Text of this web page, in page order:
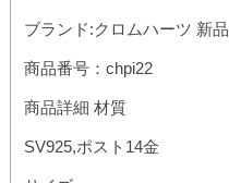
ブランド:クロムハーツ 新品
商品番号：chpi22
商品詳細 材質
SV925,ポスト14金